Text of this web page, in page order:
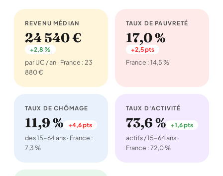
REVENU MÉDIAN
24 540 €
+2,8 %
par UC / an · France : 23
880 €
TAUX DE PAUVRETÉ
17,0 %
+2,5 pts
France : 14,5 %
TAUX DE CHÔMAGE
11,9 % +4,6 pts
des 15-64 ans · France :
7,3 %
TAUX D'ACTIVITÉ
73,6 % +1,6 pts
actifs / 15-64 ans ·
France : 72,0 %